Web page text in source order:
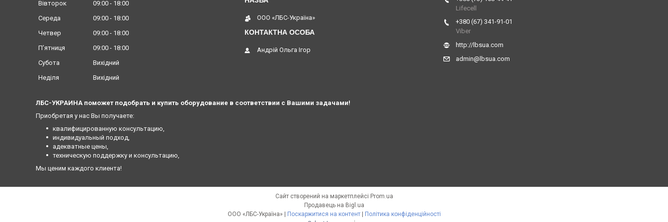
Вівторок
09:00
18:00
Середа
09:00
18:00
Четвер
09:00
18:00
Пʼятниця
09:00
18:00
Субота
Вихідний
Неділя
Вихідний
ООО «ЛБС-Україна»
Андрій Ольга Ігор
Lifecell
+380 (67) 341-91-01
Viber
http://lbsua.com
admin@lbsua.com
ЛБС-УКРАИНА поможет подобрать и купить оборудование в соответствии с Вашими задачами!
Приобретая у нас Вы получаете:
квалифицированную консультацию,
индивидуальный подход,
адекватные цены,
техническую поддержку и консультацию,
Мы ценим каждого клиента!
Сайт створений на маркетплейсі Prom.ua
Продавець на Bigl.ua
Поскаржитися на контент
Політика конфіденційності